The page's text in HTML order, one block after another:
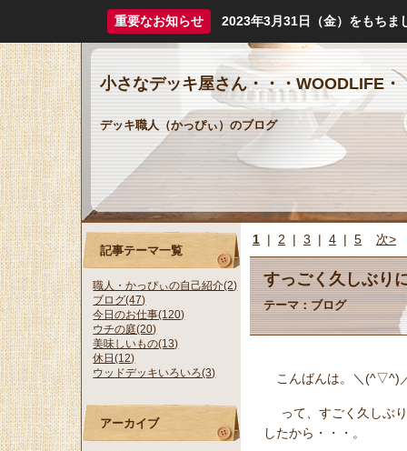
重要なお知らせ 2023年3月31日（金）をもちま
小さなデッキ屋さん・・・WOODLIFE・
デッキ職人（かっぴぃ）のブログ
1 | 2 | 3 | 4 | 5 次>
すっごく久しぶり
テーマ：ブログ
こんばんは。＼(^▽^)
って、すごく久しぶ
したから・・・。
記事テーマ一覧
職人・かっぴぃの自己紹介(2)
ブログ(47)
今日のお仕事(120)
ウチの庭(20)
美味しいもの(13)
休日(12)
ウッドデッキいろいろ(3)
アーカイブ